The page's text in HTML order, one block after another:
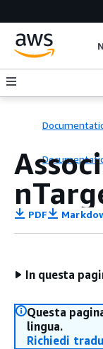
PDF
In questa
Questa
lingua.
Richiedi